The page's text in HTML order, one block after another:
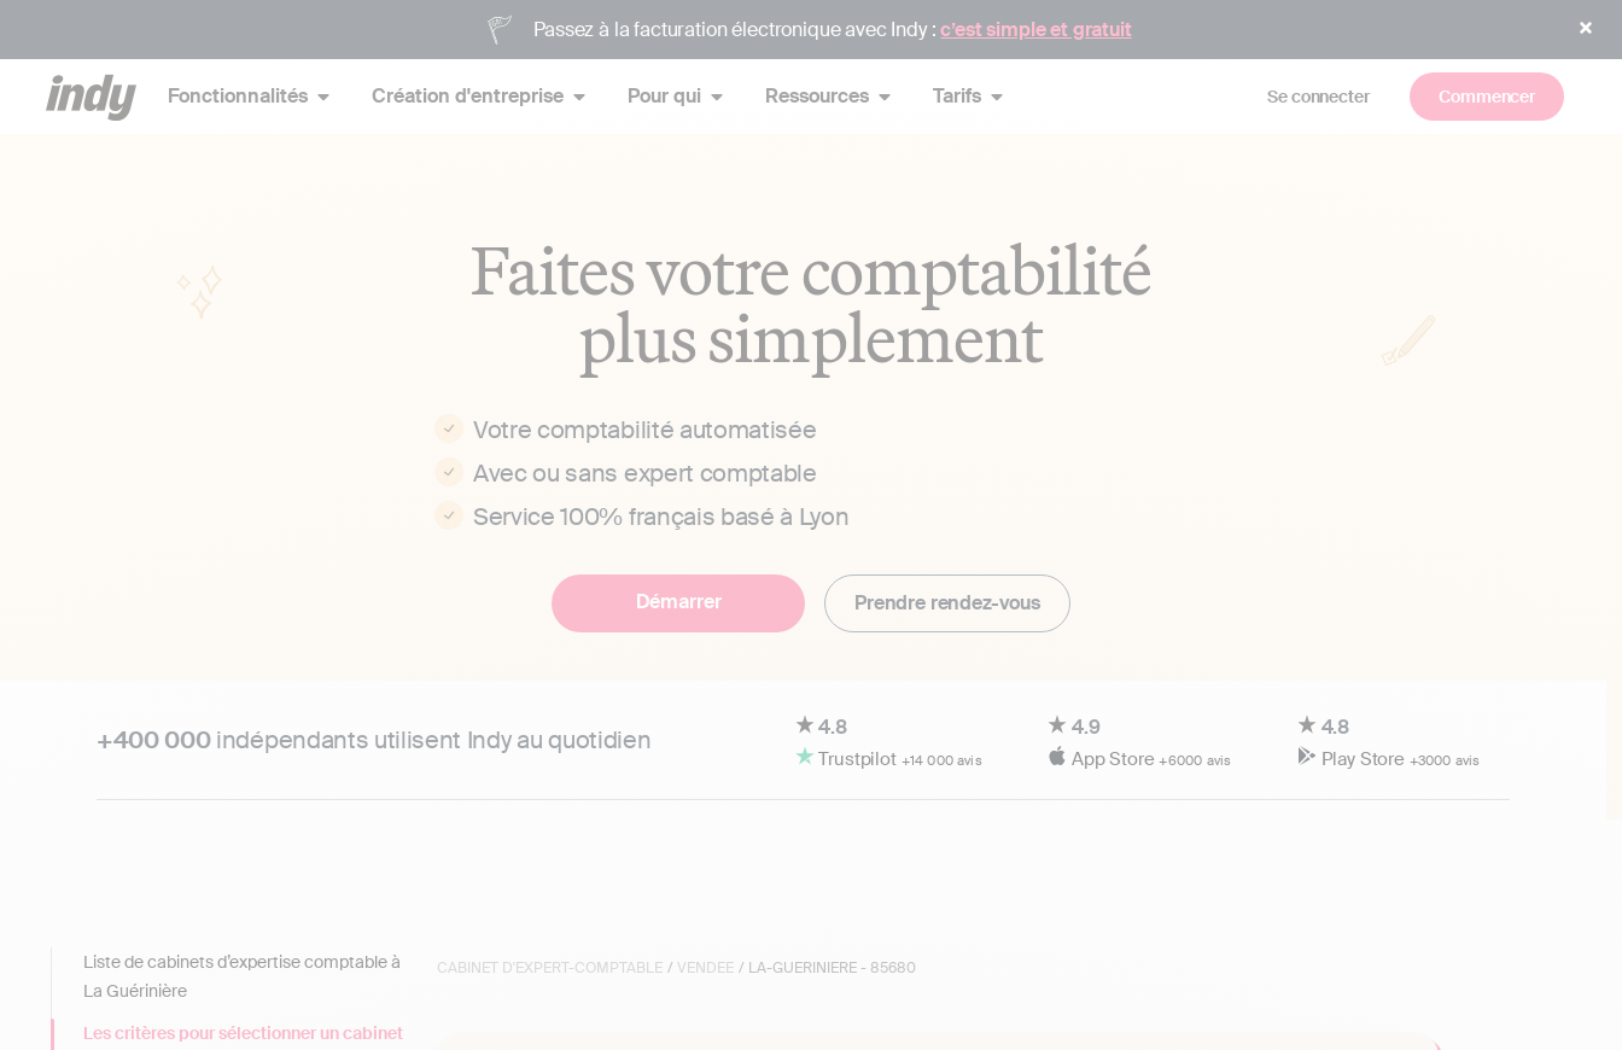
Passez à la facturation électronique avec Indy :c’est simple et gratuit
Fonctionnalités Création d'entreprise Pour qui Ressources Tarifs Se connecter Commencer
Faites votre comptabilité
plus simplement
Votre comptabilité automatisée
Avec ou sans expert comptable
Service 100% français basé à Lyon
Démarrer Prendre rendez-vous
+400 000indépendants utilisent Indy au quotidien 4.8
Trustpilot +14 000 avis
4.9
App Store+6000 avis
4.8
Play Store +3000 avis
CABINET D'EXPERT-COMPTABLE / VENDEE / LA-GUERINIERE - 85680
Liste de cabinets d’expertise comptable à
La Guérinière
Les critères pour sélectionner un cabinet